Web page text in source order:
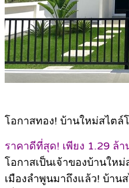
โอกาสทอง! บ้านใหม่สไตล์
ราคาดีที่สุด! เพียง 1.29 ล้
โอกาสเป็นเจ้าของบ้านให
เมืองลำพูนมาถึงแล้ว! บ้าน